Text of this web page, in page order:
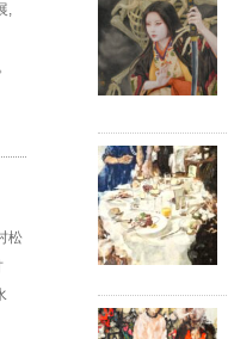
,
松